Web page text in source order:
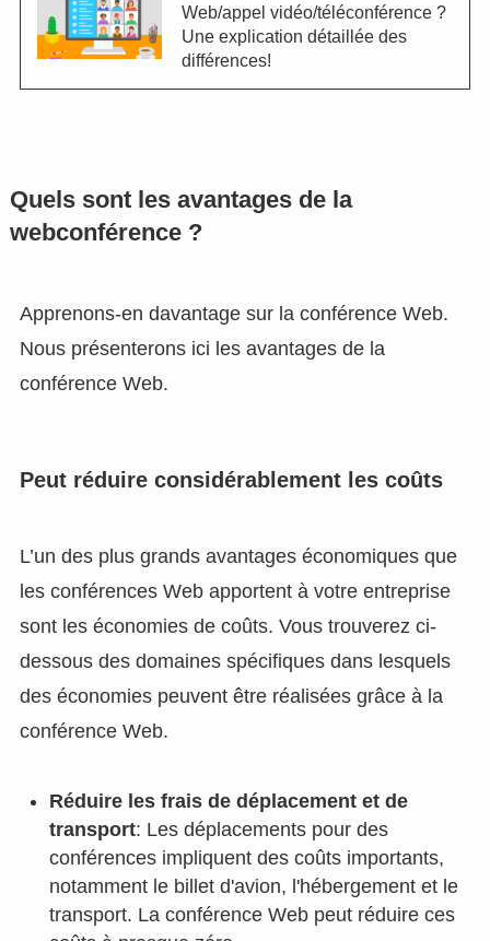
Web/appel vidéo/téléconférence ?
Une explication détaillée des
différences!
Quels sont les avantages de la
webconférence ?
Apprenons-en davantage sur la conférence Web.
Nous présenterons ici les avantages de la
conférence Web.
Peut réduire considérablement les coûts
L’un des plus grands avantages économiques que
les conférences Web apportent à votre entreprise
sont les économies de coûts. Vous trouverez ci-
dessous des domaines spécifiques dans lesquels
des économies peuvent être réalisées grâce à la
conférence Web.
Réduire les frais de déplacement et de
transport: Les déplacements pour des
conférences impliquent des coûts importants,
notamment le billet d'avion, l'hébergement et le
transport. La conférence Web peut réduire ces